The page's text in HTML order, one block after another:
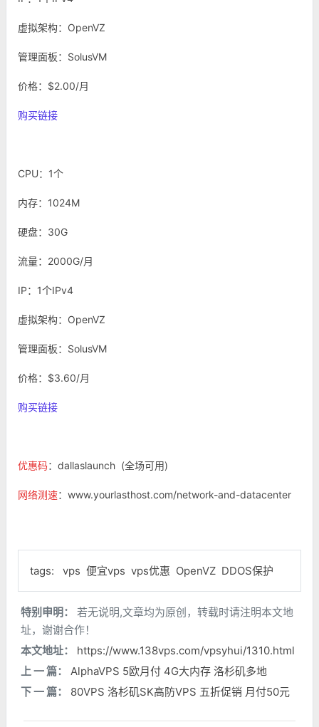
虚拟架构：OpenVZ
管理面板：SolusVM
价格：$2.00/月
购买链接
CPU：1个
内存：1024M
硬盘：30G
流量：2000G/月
IP：1个IPv4
虚拟架构：OpenVZ
管理面板：SolusVM
价格：$3.60/月
购买链接
优惠码：dallaslaunch (全场可用)
网络测速：www.yourlasthost.com/network-and-datacenter
tags: vps 便宜vps vps优惠 OpenVZ DDOS保护
特别申明：
若无说明,文章均为原创，转载时请注明本文地
址，谢谢合作！
本文地址：
https://www.138vps.com/vpsyhui/1310.html
上 一 篇：
AlphaVPS 5欧月付 4G大内存 洛杉矶多地
下 一 篇：
80VPS 洛杉矶SK高防VPS 五折促销 月付50元